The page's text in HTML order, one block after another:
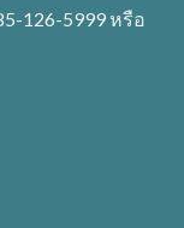
126-5999 หรือ